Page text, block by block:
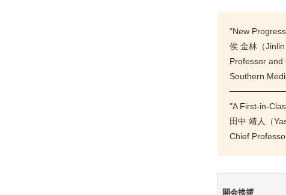
"New
侯 金林（Jinlin
Professor and
Southern
"A First-in-
田中 靖人（
Chief
開会挨拶